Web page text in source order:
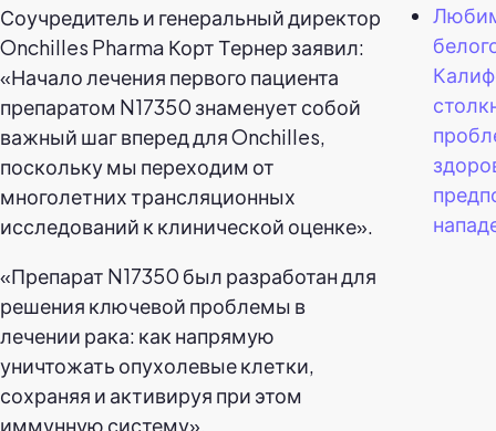
Соучредитель и генеральный директор
Onchilles Pharma Корт Тернер заявил:
«Начало лечения первого пациента
препаратом N17350 знаменует собой
важный шаг вперед для Onchilles,
поскольку мы переходим от
многолетних трансляционных
исследований к клинической оценке».
«Препарат N17350 был разработан для
решения ключевой проблемы в
лечении рака: как напрямую
уничтожать опухолевые клетки,
сохраняя и активируя при этом
иммунную систему».